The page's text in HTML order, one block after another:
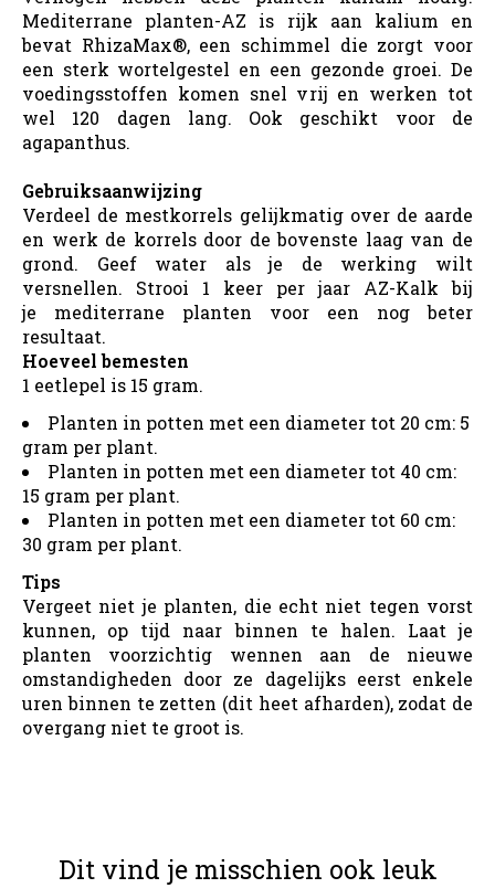
Mediterrane planten-AZ is rijk aan kalium en
bevat RhizaMax®, een schimmel die zorgt voor
een sterk wortelgestel en een gezonde groei. De
voedingsstoffen komen snel vrij en werken tot
wel 120 dagen lang. Ook geschikt voor de
agapanthus.
Gebruiksaanwijzing
Verdeel de mestkorrels gelijkmatig over de aarde
en werk de korrels door de bovenste laag van de
grond. Geef water als je de werking wilt
versnellen. Strooi 1 keer per jaar AZ-Kalk bij
je mediterrane planten voor een nog beter
resultaat.
Hoeveel bemesten
1 eetlepel is 15 gram.
Planten in potten met een diameter tot 20 cm: 5
gram per plant.
Planten in potten met een diameter tot 40 cm:
15 gram per plant.
Planten in potten met een diameter tot 60 cm:
30 gram per plant.
Tips
Vergeet niet je planten, die echt niet tegen vorst
kunnen, op tijd naar binnen te halen. Laat je
planten voorzichtig wennen aan de nieuwe
omstandigheden door ze dagelijks eerst enkele
uren binnen te zetten (dit heet afharden), zodat de
overgang niet te groot is.
Dit vind je misschien ook leuk